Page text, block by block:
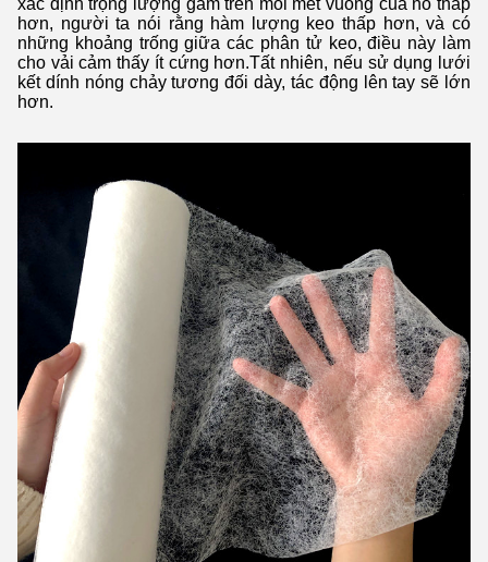
xác định trọng lượng gam trên mỗi mét vuông của nó thấp
hơn, người ta nói rằng hàm lượng keo thấp hơn, và có
những khoảng trống giữa các phân tử keo, điều này làm
cho vải cảm thấy ít cứng hơn.Tất nhiên, nếu sử dụng lưới
kết dính nóng chảy tương đối dày, tác động lên tay sẽ lớn
hơn.